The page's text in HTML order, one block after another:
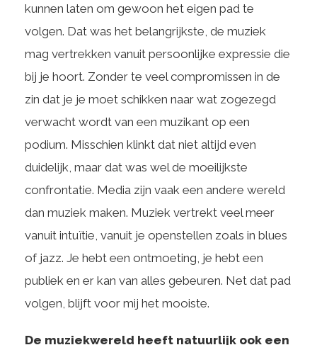
kunnen laten om gewoon het eigen pad te
volgen. Dat was het belangrijkste, de muziek
mag vertrekken vanuit persoonlijke expressie die
bij je hoort. Zonder te veel compromissen in de
zin dat je je moet schikken naar wat zogezegd
verwacht wordt van een muzikant op een
podium. Misschien klinkt dat niet altijd even
duidelijk, maar dat was wel de moeilijkste
confrontatie. Media zijn vaak een andere wereld
dan muziek maken. Muziek vertrekt veel meer
vanuit intuïtie, vanuit je openstellen zoals in blues
of jazz. Je hebt een ontmoeting, je hebt een
publiek en er kan van alles gebeuren. Net dat pad
volgen, blijft voor mij het mooiste.
De muziekwereld heeft natuurlijk ook een